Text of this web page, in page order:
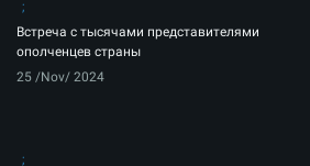
Встреча с тысячами представителями
ополченцев страны
25 /Nov/ 2024